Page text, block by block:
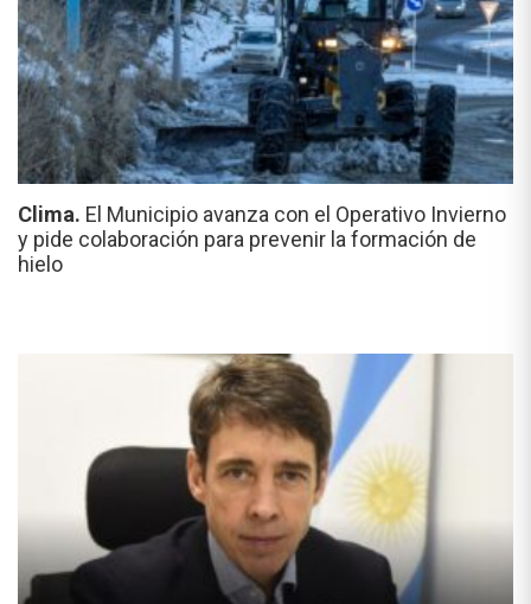
Clima. El Municipio avanza con el Operativo Invierno
y pide colaboración para prevenir la formación de
hielo